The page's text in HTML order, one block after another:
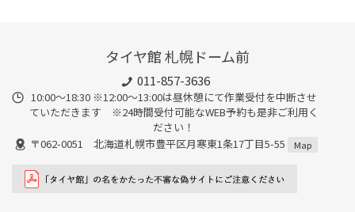
タイヤ館 札幌ドーム前
011-857-3636
10:00～18:30 ※12:00～13:00は昼休憩にて作業受付を中断させ
ていただきます ※24時間受付可能なWEB予約も是非ご利用く
ださい！
〒062-0051 北海道札幌市豊平区月寒東1条17丁目5-55
Map